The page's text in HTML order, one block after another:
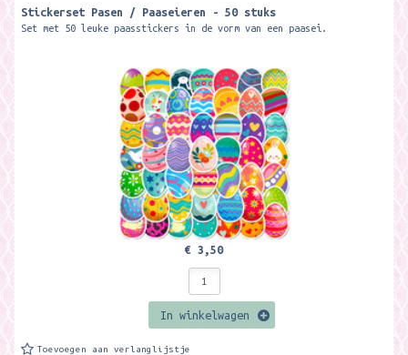
Stickerset Pasen / Paaseieren - 50 stuks
Set met 50 leuke paasstickers in de vorm van een paasei.
€ 3,50
In winkelwagen
Toevoegen aan verlanglijstje